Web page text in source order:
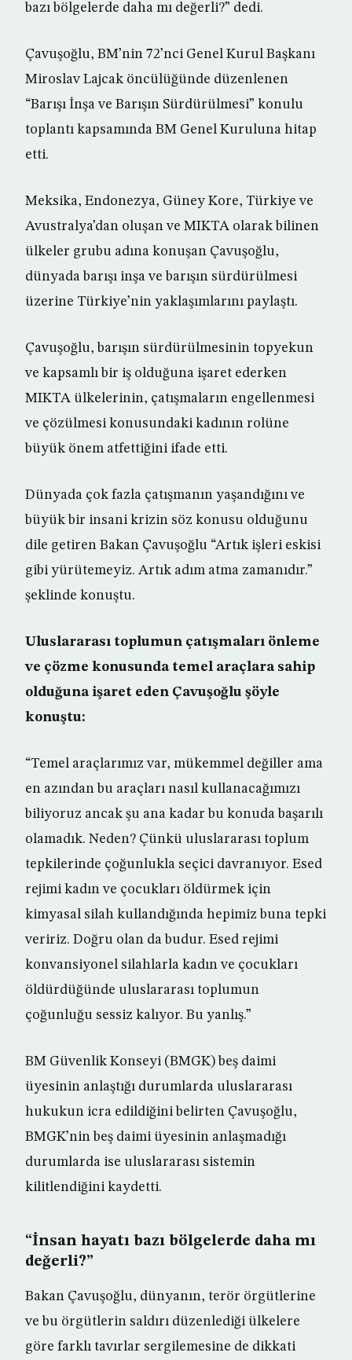
bazı bölgelerde daha mı değerli?” dedi.
Çavuşoğlu, BM’nin 72’nci Genel Kurul Başkanı
Miroslav Lajcak öncülüğünde düzenlenen
“Barışı İnşa ve Barışın Sürdürülmesi” konulu
toplantı kapsamında BM Genel Kuruluna hitap
etti.
Meksika, Endonezya, Güney Kore, Türkiye ve
Avustralya’dan oluşan ve MIKTA olarak bilinen
ülkeler grubu adına konuşan Çavuşoğlu,
dünyada barışı inşa ve barışın sürdürülmesi
üzerine Türkiye’nin yaklaşımlarını paylaştı.
Çavuşoğlu, barışın sürdürülmesinin topyekun
ve kapsamlı bir iş olduğuna işaret ederken
MIKTA ülkelerinin, çatışmaların engellenmesi
ve çözülmesi konusundaki kadının rolüne
büyük önem atfettiğini ifade etti.
Dünyada çok fazla çatışmanın yaşandığını ve
büyük bir insani krizin söz konusu olduğunu
dile getiren Bakan Çavuşoğlu “Artık işleri eskisi
gibi yürütemeyiz. Artık adım atma zamanıdır.”
şeklinde konuştu.
Uluslararası toplumun çatışmaları önleme
ve çözme konusunda temel araçlara sahip
olduğuna işaret eden Çavuşoğlu şöyle
konuştu:
“Temel araçlarımız var, mükemmel değiller ama
en azından bu araçları nasıl kullanacağımızı
biliyoruz ancak şu ana kadar bu konuda başarılı
olamadık. Neden? Çünkü uluslararası toplum
tepkilerinde çoğunlukla seçici davranıyor. Esed
rejimi kadın ve çocukları öldürmek için
kimyasal silah kullandığında hepimiz buna tepki
veririz. Doğru olan da budur. Esed rejimi
konvansiyonel silahlarla kadın ve çocukları
öldürdüğünde uluslararası toplumun
çoğunluğu sessiz kalıyor. Bu yanlış.”
BM Güvenlik Konseyi (BMGK) beş daimi
üyesinin anlaştığı durumlarda uluslararası
hukukun icra edildiğini belirten Çavuşoğlu,
BMGK’nin beş daimi üyesinin anlaşmadığı
durumlarda ise uluslararası sistemin
kilitlendiğini kaydetti.
“İnsan hayatı bazı bölgelerde daha mı
değerli?”
Bakan Çavuşoğlu, dünyanın, terör örgütlerine
ve bu örgütlerin saldırı düzenlediği ülkelere
göre farklı tavırlar sergilemesine de dikkati